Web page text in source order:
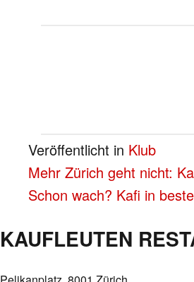
Veröffentlicht in Klub
BEITRAGS-
Mehr Zürich geht nicht:
Schon wach? Kafi in
KAUFLEUTEN